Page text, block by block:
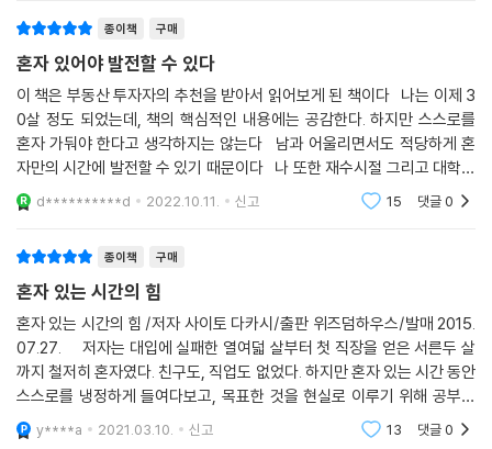
종이책 구매
혼자 있어야 발전할 수 있다
이 책은 부동산 투자자의 추천을 받아서 읽어보게 된 책이다 나는 이제 3
0살 정도 되었는데, 책의 핵심적인 내용에는 공감한다. 하지만 스스로를
혼자 가둬야 한다고 생각하지는 않는다 남과 어울리면서도 적당하게 혼
자만의 시간에 발전할 수 있기 때문이다 나 또한 재수시절 그리고 대학교
에 들어가서 공부를 해야할때는 학점을 잘 챙기면서 혼자 보내는 시간이
적지 않았
d**********d 2022.10.11. 신고 15 댓글0
종이책 구매
혼자 있는 시간의 힘
혼자 있는 시간의 힘 /저자 사이토 다카시/출판 위즈덤하우스/발매 2015.
07.27. 저자는 대입에 실패한 열여덟 살부터 첫 직장을 얻은 서른두 살
까지 철저히 혼자였다. 친구도, 직업도 없었다. 하지만 혼자 있는 시간 동안
스스로를 냉정하게 들여다보고, 목표한 것을 현실로 이루기 위해 공부에
몰입했다. 누구도 알아주지 않았지만 묵묵하게 쌓아온 내공이 지금의 그를
만든
y****a 2021.03.10. 신고 13 댓글0